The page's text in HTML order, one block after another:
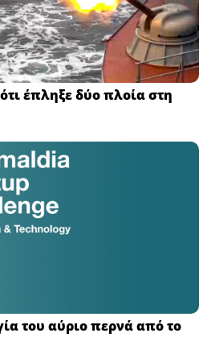
έπληξε δύο πλοία στη
του αύριο περνά από το